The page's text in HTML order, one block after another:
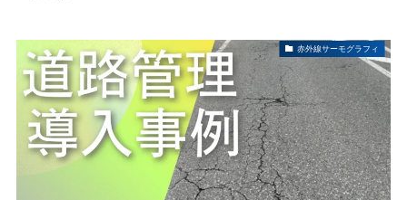
赤外線サーモグラフィ